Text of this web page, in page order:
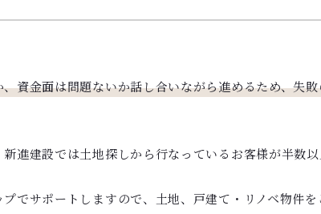
資金面は問題ないか話し合いながら進めるため、失
進建設では土地探しから行なっているお客様が半数
でサポートしますので、土地、戸建て・リノベ物件